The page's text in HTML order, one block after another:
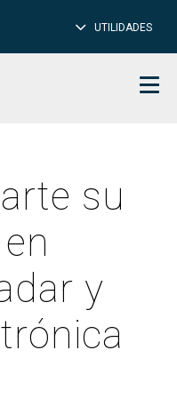
UTILIDADES
su
y